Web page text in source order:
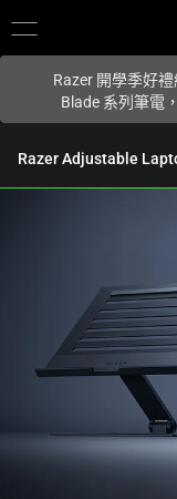
Razer 開學季好
Blade 系列筆電
Razer Adjustable
Activating
element
cause
content
產品規格